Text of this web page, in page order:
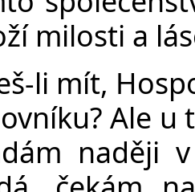
milosti a
li mít,
Ale
naději